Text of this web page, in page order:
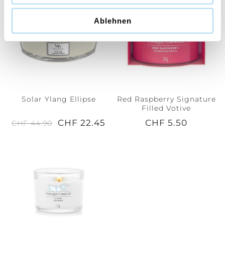
Ablehnen
50%
Solar Ylang Ellipse
CHF 44.90 CHF 22.45
Red Raspberry Signature
Filled Votive
CHF 5.50